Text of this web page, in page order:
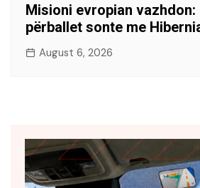
Misioni evropian vazhdon:
përballet sonte me
August 6, 2026